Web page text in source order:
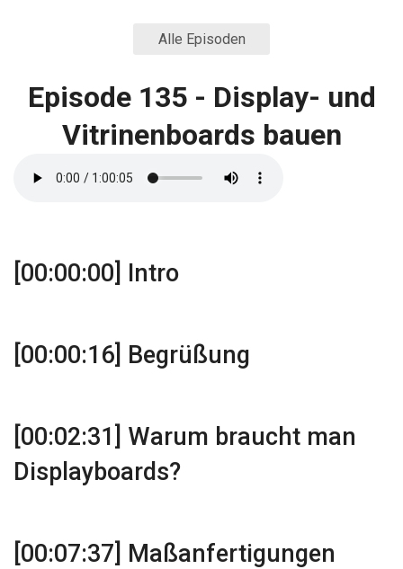
Alle Episoden
Episode 135 - Display- und
Vitrinenboards bauen
[00:00:00] Intro
[00:00:16] Begrüßung
[00:02:31] Warum braucht man
Displayboards?
[00:07:37] Maßanfertigungen